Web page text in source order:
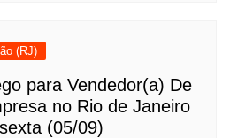
(RJ)
para Vendedor(a) De
no Rio de Janeiro
(05/09)